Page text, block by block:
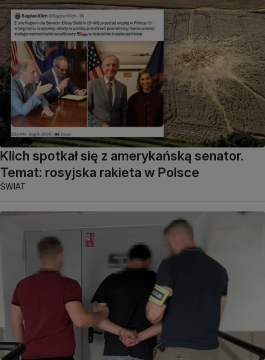
Klich spotkał się z amerykańską senator.
Temat: rosyjska rakieta w Polsce
ŚWIAT